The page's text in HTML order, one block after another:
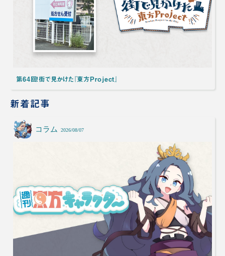
第64回！街で見かけた『東方Project』
新着記事
コラム 2026/08/07